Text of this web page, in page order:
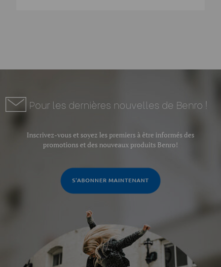
Pour les dernières nouvelles de Benro !
Inscrivez-vous et soyez les premiers à être informés des
promotions et des nouveaux produits Benro!